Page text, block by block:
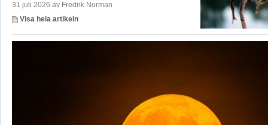
31 juli 2026 av Fredrik Norman
Visa hela artikeln